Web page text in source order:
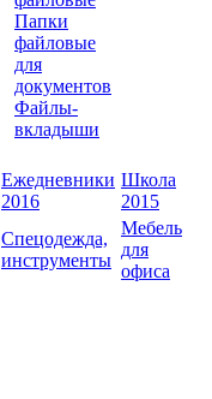
Папки
файловые
для
документов
Файлы-
вкладыши
Ежедневники
2016
Школа
2015
Спецодежда,
инструменты
Мебель
для
офиса